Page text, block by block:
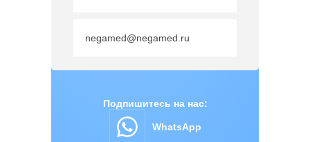
negamed@negamed.ru
Подпишитесь на нас:
WhatsApp